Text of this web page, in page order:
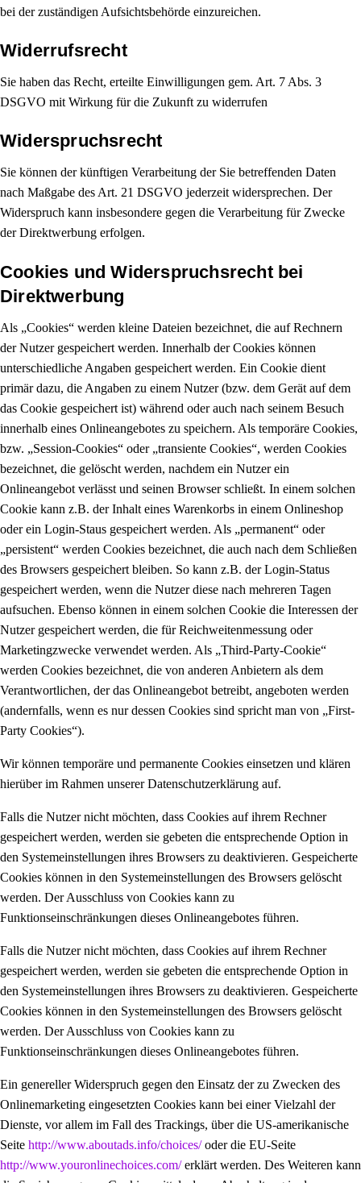
bei der zuständigen Aufsichtsbehörde einzureichen.
Widerrufsrecht
Sie haben das Recht, erteilte Einwilligungen gem. Art. 7 Abs. 3
DSGVO mit Wirkung für die Zukunft zu widerrufen
Widerspruchsrecht
Sie können der künftigen Verarbeitung der Sie betreffenden Daten
nach Maßgabe des Art. 21 DSGVO jederzeit widersprechen. Der
Widerspruch kann insbesondere gegen die Verarbeitung für Zwecke
der Direktwerbung erfolgen.
Cookies und Widerspruchsrecht bei
Direktwerbung
Als „Cookies“ werden kleine Dateien bezeichnet, die auf Rechnern
der Nutzer gespeichert werden. Innerhalb der Cookies können
unterschiedliche Angaben gespeichert werden. Ein Cookie dient
primär dazu, die Angaben zu einem Nutzer (bzw. dem Gerät auf dem
das Cookie gespeichert ist) während oder auch nach seinem Besuch
innerhalb eines Onlineangebotes zu speichern. Als temporäre Cookies,
bzw. „Session-Cookies“ oder „transiente Cookies“, werden Cookies
bezeichnet, die gelöscht werden, nachdem ein Nutzer ein
Onlineangebot verlässt und seinen Browser schließt. In einem solchen
Cookie kann z.B. der Inhalt eines Warenkorbs in einem Onlineshop
oder ein Login-Staus gespeichert werden. Als „permanent“ oder
„persistent“ werden Cookies bezeichnet, die auch nach dem Schließen
des Browsers gespeichert bleiben. So kann z.B. der Login-Status
gespeichert werden, wenn die Nutzer diese nach mehreren Tagen
aufsuchen. Ebenso können in einem solchen Cookie die Interessen der
Nutzer gespeichert werden, die für Reichweitenmessung oder
Marketingzwecke verwendet werden. Als „Third-Party-Cookie“
werden Cookies bezeichnet, die von anderen Anbietern als dem
Verantwortlichen, der das Onlineangebot betreibt, angeboten werden
(andernfalls, wenn es nur dessen Cookies sind spricht man von „First-
Party Cookies“).
Wir können temporäre und permanente Cookies einsetzen und klären
hierüber im Rahmen unserer Datenschutzerklärung auf.
Falls die Nutzer nicht möchten, dass Cookies auf ihrem Rechner
gespeichert werden, werden sie gebeten die entsprechende Option in
den Systemeinstellungen ihres Browsers zu deaktivieren. Gespeicherte
Cookies können in den Systemeinstellungen des Browsers gelöscht
werden. Der Ausschluss von Cookies kann zu
Funktionseinschränkungen dieses Onlineangebotes führen.
Falls die Nutzer nicht möchten, dass Cookies auf ihrem Rechner
gespeichert werden, werden sie gebeten die entsprechende Option in
den Systemeinstellungen ihres Browsers zu deaktivieren. Gespeicherte
Cookies können in den Systemeinstellungen des Browsers gelöscht
werden. Der Ausschluss von Cookies kann zu
Funktionseinschränkungen dieses Onlineangebotes führen.
Ein genereller Widerspruch gegen den Einsatz der zu Zwecken des
Onlinemarketing eingesetzten Cookies kann bei einer Vielzahl der
Dienste, vor allem im Fall des Trackings, über die US-amerikanische
Seite http://www.aboutads.info/choices/oder die EU-Seite
http://www.youronlinechoices.com/erklärt werden. Des Weiteren kann